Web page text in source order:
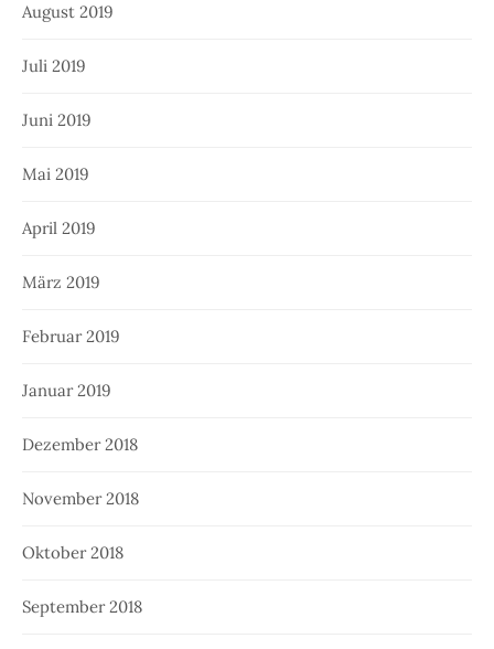
August 2019
Juli 2019
Juni 2019
Mai 2019
April 2019
März 2019
Februar 2019
Januar 2019
Dezember 2018
November 2018
Oktober 2018
September 2018